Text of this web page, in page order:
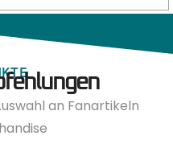
an Fanartikeln